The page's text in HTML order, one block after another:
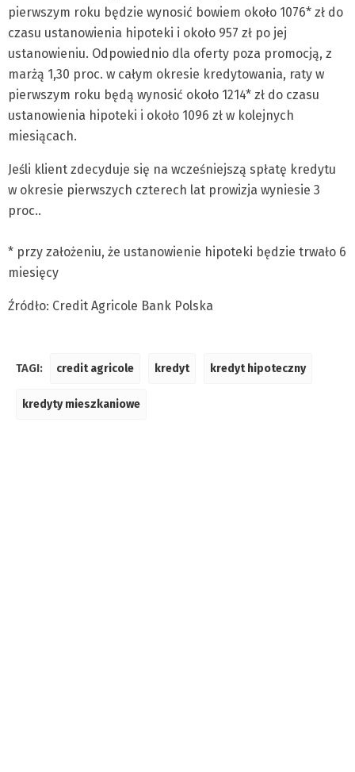
pierwszym roku będzie wynosić bowiem około 1076* zł do
czasu ustanowienia hipoteki i około 957 zł po jej
ustanowieniu. Odpowiednio dla oferty poza promocją, z
marżą 1,30 proc. w całym okresie kredytowania, raty w
pierwszym roku będą wynosić około 1214* zł do czasu
ustanowienia hipoteki i około 1096 zł w kolejnych
miesiącach.
Jeśli klient zdecyduje się na wcześniejszą spłatę kredytu
w okresie pierwszych czterech lat prowizja wyniesie 3
proc..
* przy założeniu, że ustanowienie hipoteki będzie trwało 6
miesięcy
Źródło: Credit Agricole Bank Polska
TAGI: credit agricole kredyt kredyt hipoteczny
kredyty mieszkaniowe